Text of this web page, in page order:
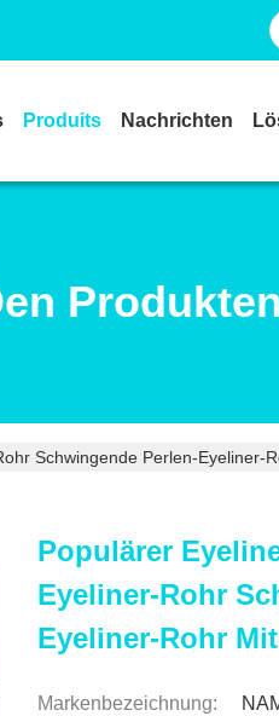
Produits Nachrichten
Produkten
Schwingende Perlen-Eyeliner-
Populärer
Eyeliner-Rohr
Eyeliner-Rohr
Markenbezeichnung: